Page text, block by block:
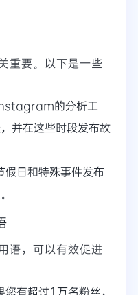
重要。以下是一些
的分析工
并在这些时段发布故
假日和特殊事件发布
语，可以有效促进
您有超过1万名粉丝，